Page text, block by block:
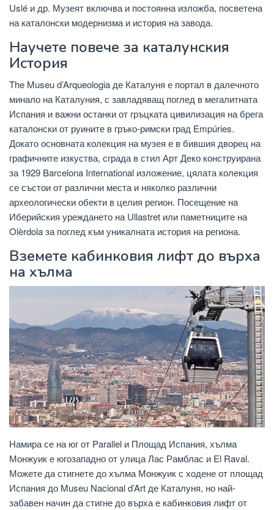
Uslé и др. Музеят включва и постоянна изложба, посветена
на каталонски модернизма и история на завода.
Научете повече за каталунския
История
The Museu d’Arqueologia де Каталуня е портал в далечното
минало на Каталуния, с завладяващ поглед в мегалитната
Испания и важни останки от гръцката цивилизация на брега
каталонски от руините в гръко-римски град Empúries.
Докато основната колекция на музея е в бившия дворец на
графичните изкуства, сграда в стил Арт Деко конструирана
за 1929 Barcelona International изложение, цялата колекция
се състои от различни места и няколко различни
археологически обекти в целия регион. Посещение на
Иберийския уреждането на Ullastret или паметниците на
Olèrdola за поглед към уникалната история на региона.
Вземете кабинковия лифт до върха
на хълма
Намира се на юг от Parallel и Площад Испания, хълма
Монжуик е югозападно от улица Лас Рамблас и El Raval.
Можете да стигнете до хълма Монжуик с ходене от площад
Испания до Museu Nacional d’Art де Каталуня, но най-
забавен начин да стигне до върха е кабинковия лифт от